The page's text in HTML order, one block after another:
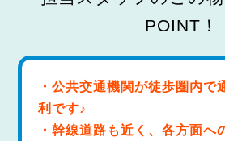
・公共交通機関が徒歩圏内で
利です♪
・幹線道路も近く、各方面へ